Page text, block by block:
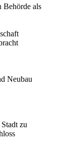
Behörde als
Neubau
zu